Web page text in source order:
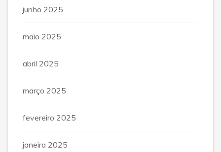
junho 2025
maio 2025
abril 2025
março 2025
fevereiro 2025
janeiro 2025